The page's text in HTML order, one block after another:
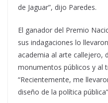
de Jaguar”, dijo Paredes.
El ganador del Premio
sus indagaciones lo
academia al arte callejero,
monumentos públicos y al
“Recientemente, me
diseño de la política